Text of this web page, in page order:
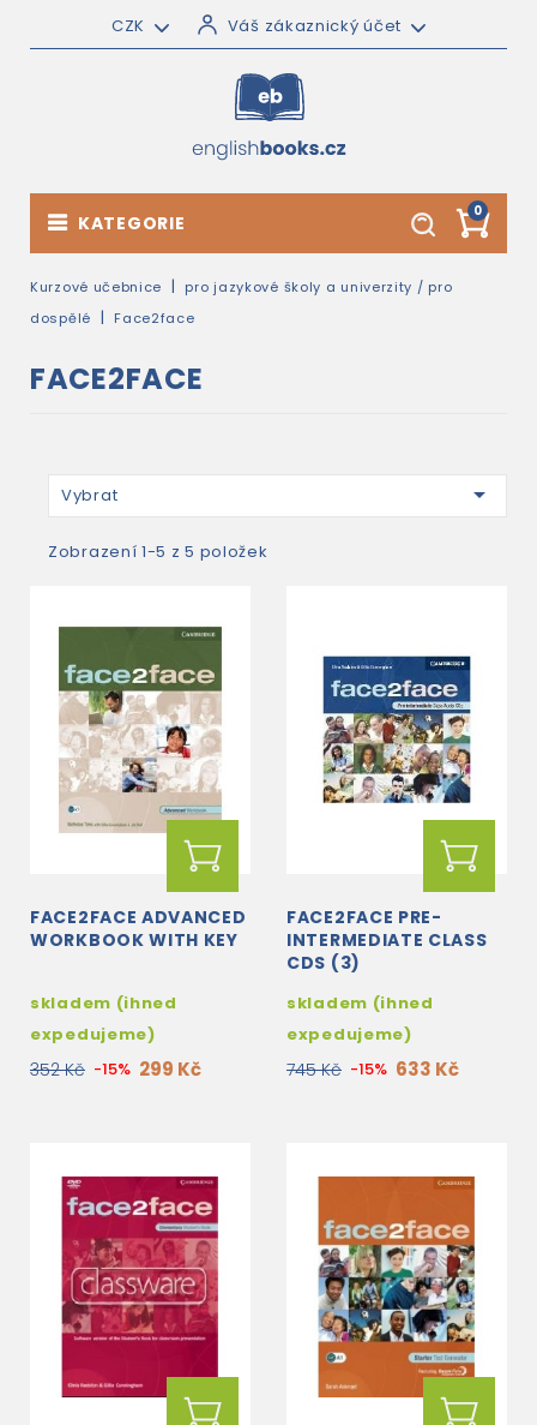
CZK Váš zákaznický účet
0
KATEGORIE
Kurzové učebnice
pro jazykové školy a univerzity / pro
dospělé
Face2face
FACE2FACE
Vybrat 
Zobrazení 1-5 z 5 položek
FACE2FACE ADVANCED
WORKBOOK WITH KEY
skladem (ihned
expedujeme)
352 Kč -15% 299 Kč
FACE2FACE PRE-
INTERMEDIATE CLASS
CDS (3)
skladem (ihned
expedujeme)
745 Kč -15% 633 Kč